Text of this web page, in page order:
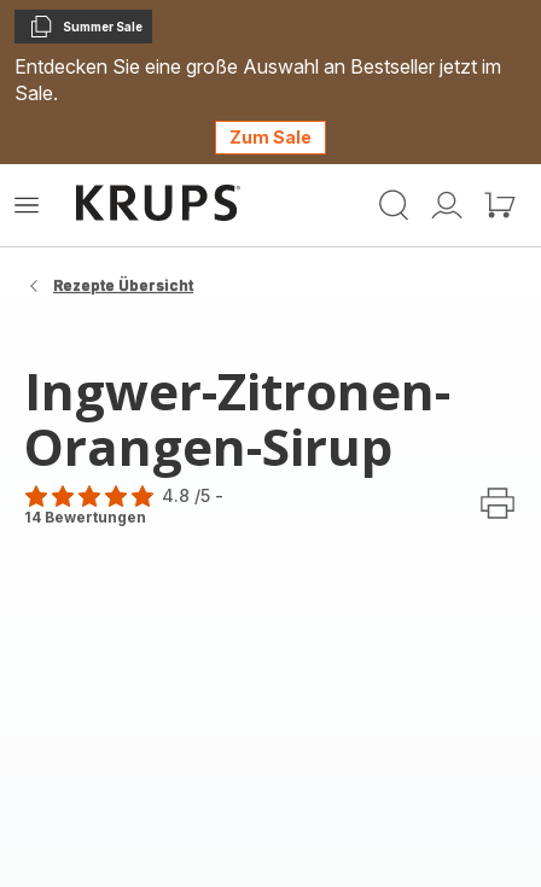
Kopieren
Summer Sale
Entdecken Sie eine große Auswahl an Bestseller jetzt im
Sale.
Zum Sale
Mein
Mein
Das
Rezepte Übersicht
Ingwer-Zitronen-
Orangen-Sirup
ratings.4.8
4.8 /5 -
14 Bewertungen